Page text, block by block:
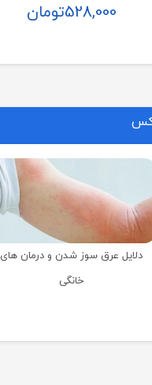
528,000تومان
دلایل عرق سوز شدن و درمان های
خانگی